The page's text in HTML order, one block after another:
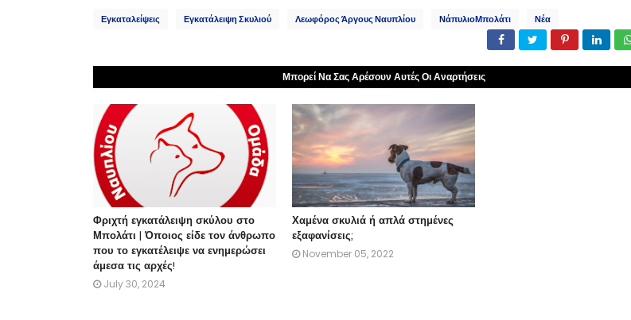
Εγκαταλείψεις Εγκατάλειψη Σκυλιού Λεωφόρος Άργους Ναυπλίου ΝάπυλιοΜπολάτι Νέα
Μπορεί Να Σας Αρέσουν Αυτές Οι Αναρτήσεις
Φριχτή εγκατάλειψη σκύλου στο
Μπολάτι | Όποιος είδε τον άνθρωπο
που το εγκατέλειψε να ενημερώσει
άμεσα τις αρχές!
July 30, 2024
Χαμένα σκυλιά ή απλά στημένες
εξαφανίσεις;
November 05, 2022